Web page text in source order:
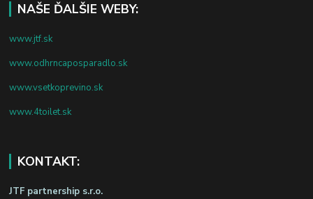
NAŠE ĎALŠIE WEBY:
www.jtf.sk
www.odhrncaposparadlo.sk
www.vsetkoprevino.sk
www.4toilet.sk
KONTAKT:
JTF partnership s.r.o.